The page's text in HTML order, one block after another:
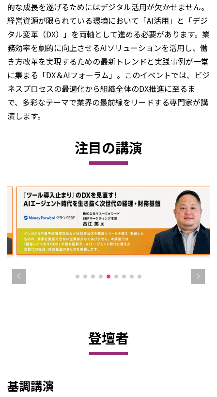
的な成長を遂げるためにはデジタル活用が欠かせません。
経営資源が限られている環境において「AI活用」と「デジ
タル変革（DX）」を両軸として進める必要があります。業
務効率を劇的に向上させるAIソリューションを活用し、働
き方改革を実現するための最新トレンドと実践事例が一堂
に集まる「DX＆AIフォーラム」。このイベントでは、ビジ
ネスプロセスの最適化から組織全体のDX推進に至るま
で、多彩なテーマで業界の最前線をリードする専門家が講
演します。
注目の講演
登壇者
基調講演